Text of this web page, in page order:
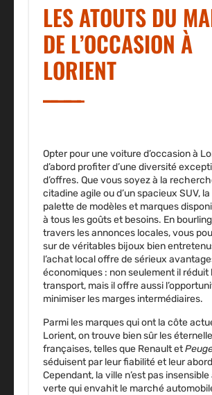
LES ATOUTS DU
DE L’OCCASION À
LORIENT
Opter pour une voiture d’occasion à
d’abord profiter d’une diversité
d’offres. Que vous soyez à la
citadine agile ou d’un spacieux SUV,
palette de modèles et marques
à tous les goûts et besoins. En
travers les annonces locales, vous
sur de véritables bijoux bien
l’achat local offre de sérieux
économiques : non seulement il réduit
transport, mais il offre aussi
minimiser les marges intermédiaires.
Parmi les marques qui ont la côte
Lorient, on trouve bien sûr les
françaises, telles que Renault et
séduisent par leur fiabilité et leur
Cependant, la ville n’est pas
verte qui envahit le marché